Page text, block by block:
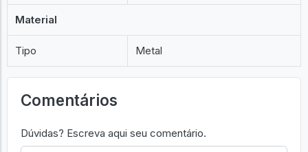
Material
Tipo Metal
Comentários
Dúvidas? Escreva aqui seu comentário.